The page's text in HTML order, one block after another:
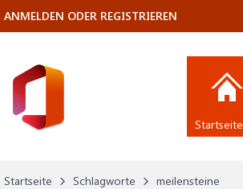
Startseite Schlagworte meilensteine
ANMELDEN ODER REGISTRIEREN
Startseite